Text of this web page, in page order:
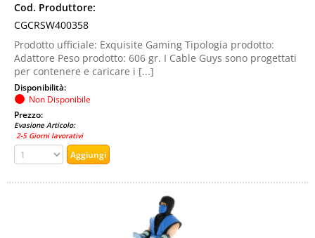
Cod. Produttore:
CGCRSW400358
Prodotto ufficiale: Exquisite Gaming Tipologia prodotto:
Adattore Peso prodotto: 606 gr. I Cable Guys sono progettati
per contenere e caricare i [...]
Disponibilità:
Non Disponibile
Prezzo:
Evasione Articolo:
2-5 Giorni lavorativi